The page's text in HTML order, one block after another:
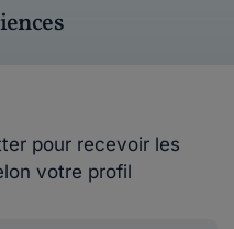
pour recevoir les
votre profil